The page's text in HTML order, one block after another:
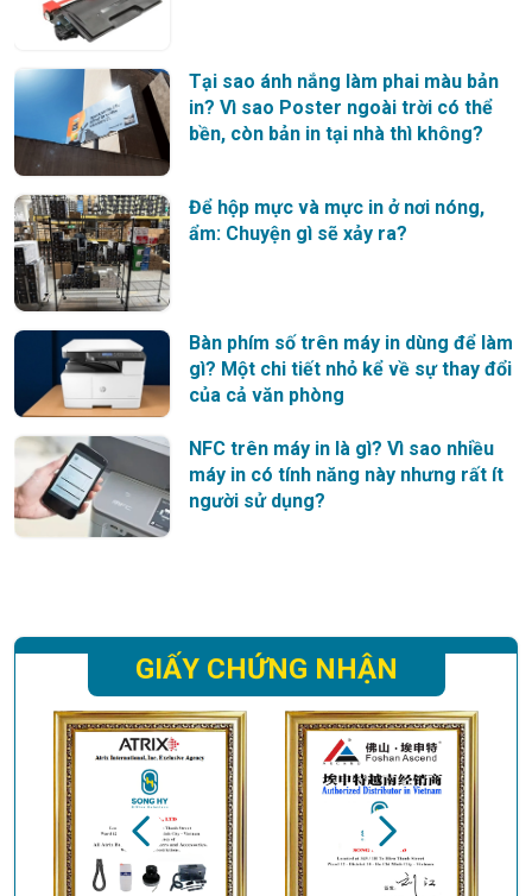
Tại sao ánh nắng làm phai màu bản
in? Vì sao Poster ngoài trời có thể
bền, còn bản in tại nhà thì không?
Để hộp mực và mực in ở nơi nóng,
ẩm: Chuyện gì sẽ xảy ra?
Bàn phím số trên máy in dùng để làm
gì? Một chi tiết nhỏ kể về sự thay đổi
của cả văn phòng
NFC trên máy in là gì? Vì sao nhiều
máy in có tính năng này nhưng rất ít
người sử dụng?
GIẤY CHỨNG NHẬN